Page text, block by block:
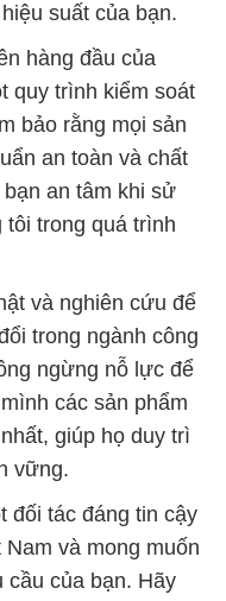
suất của bạn.
hàng đầu của
quy trình kiểm soát
bảo rằng mọi sản
an toàn và chất
an tâm khi sử
tôi trong quá trình
và nghiên cứu để
trong ngành công
ngừng nỗ lực để
các sản phẩm
giúp họ duy trì
vững.
đối tác đáng tin cậy
và mong muốn
của bạn. Hãy